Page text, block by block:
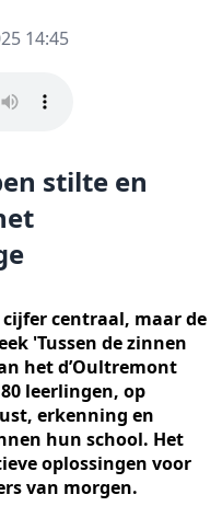
14:45
stilte en
centraal, maar de
'Tussen de zinnen
het d’Oultremont
leerlingen, op
erkenning en
hun school. Het
oplossingen voor
van morgen.